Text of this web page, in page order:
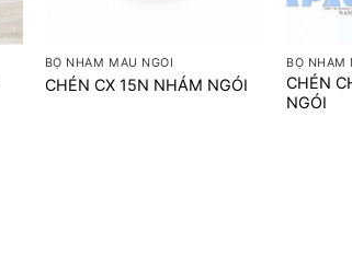
BỘ NHÁM MÀU NGÓI
CHÉN CX 15N NHÁM NGÓI
BỘ NHÁM
CHÉN
NGÓI